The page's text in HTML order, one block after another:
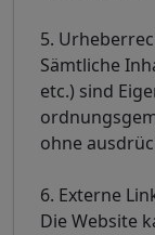
5.
Sämtliche
etc.) sind
ohne
6. Externe
Die Website